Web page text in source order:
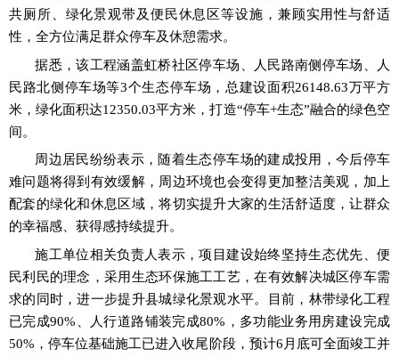
共厕所、绿化景观带及便民休息区等设施，兼顾实用性与舒适
性，全方位满足群众停车及休憩需求。
据悉，该工程涵盖虹桥社区停车场、人民路南侧停车场、人
民路北侧停车场等3个生态停车场，总建设面积26148.63万平方
米，绿化面积达12350.03平方米，打造“停车+生态”融合的绿色空
间。
周边居民纷纷表示，随着生态停车场的建成投用，今后停车
难问题将得到有效缓解，周边环境也会变得更加整洁美观，加上
配套的绿化和休息区域，将切实提升大家的生活舒适度，让群众
的幸福感、获得感持续提升。
施工单位相关负责人表示，项目建设始终坚持生态优先、便
民利民的理念，采用生态环保施工工艺，在有效解决城区停车需
求的同时，进一步提升县城绿化景观水平。目前，林带绿化工程
已完成90%、人行道路铺装完成80%，多功能业务用房建设完成
50%，停车位基础施工已进入收尾阶段，预计6月 底可全面竣工并